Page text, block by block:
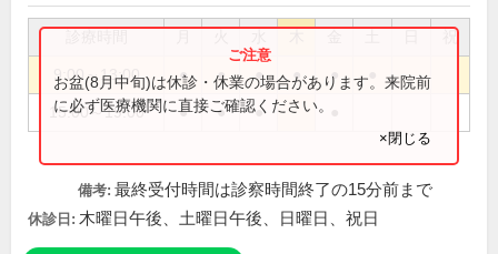
祝
9:00～13:00 ● ● ● ● ●
15:00～19:00 ● ● ●
お盆(8月中旬)は休診・休業の場合があります。来院前
に必ず医療機関に直接ご確認ください。
×閉じる
備考: 最終受付時間は診察時間終了の15分前まで
休診日: 木曜日午後、土曜日午後、日曜日、祝日